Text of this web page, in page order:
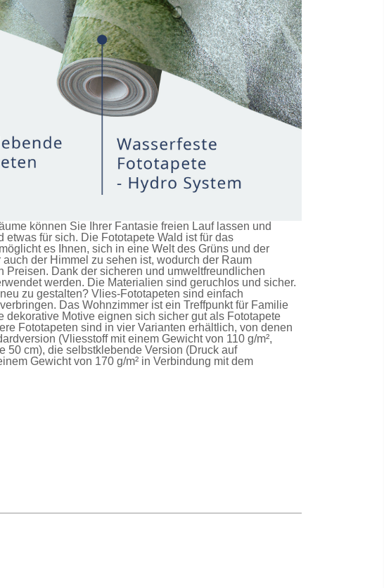
können Sie Ihrer Fantasie freien Lauf lassen und
etwas für sich. Die Fototapete Wald ist für das
es Ihnen, sich in eine Welt des Grüns und der
auch der Himmel zu sehen ist, wodurch der Raum
Preisen. Dank der sicheren und umweltfreundlichen
werden. Die Materialien sind geruchlos und sicher.
zu gestalten? Vlies-Fototapeten sind einfach
Das Wohnzimmer ist ein Treffpunkt für Familie
dekorative Motive eignen sich sicher gut als Fototapete
Fototapeten sind in vier Varianten erhältlich, von denen
(Vliesstoff mit einem Gewicht von 110 g/m²,
50 cm), die selbstklebende Version (Druck auf
Gewicht von 170 g/m² in Verbindung mit dem